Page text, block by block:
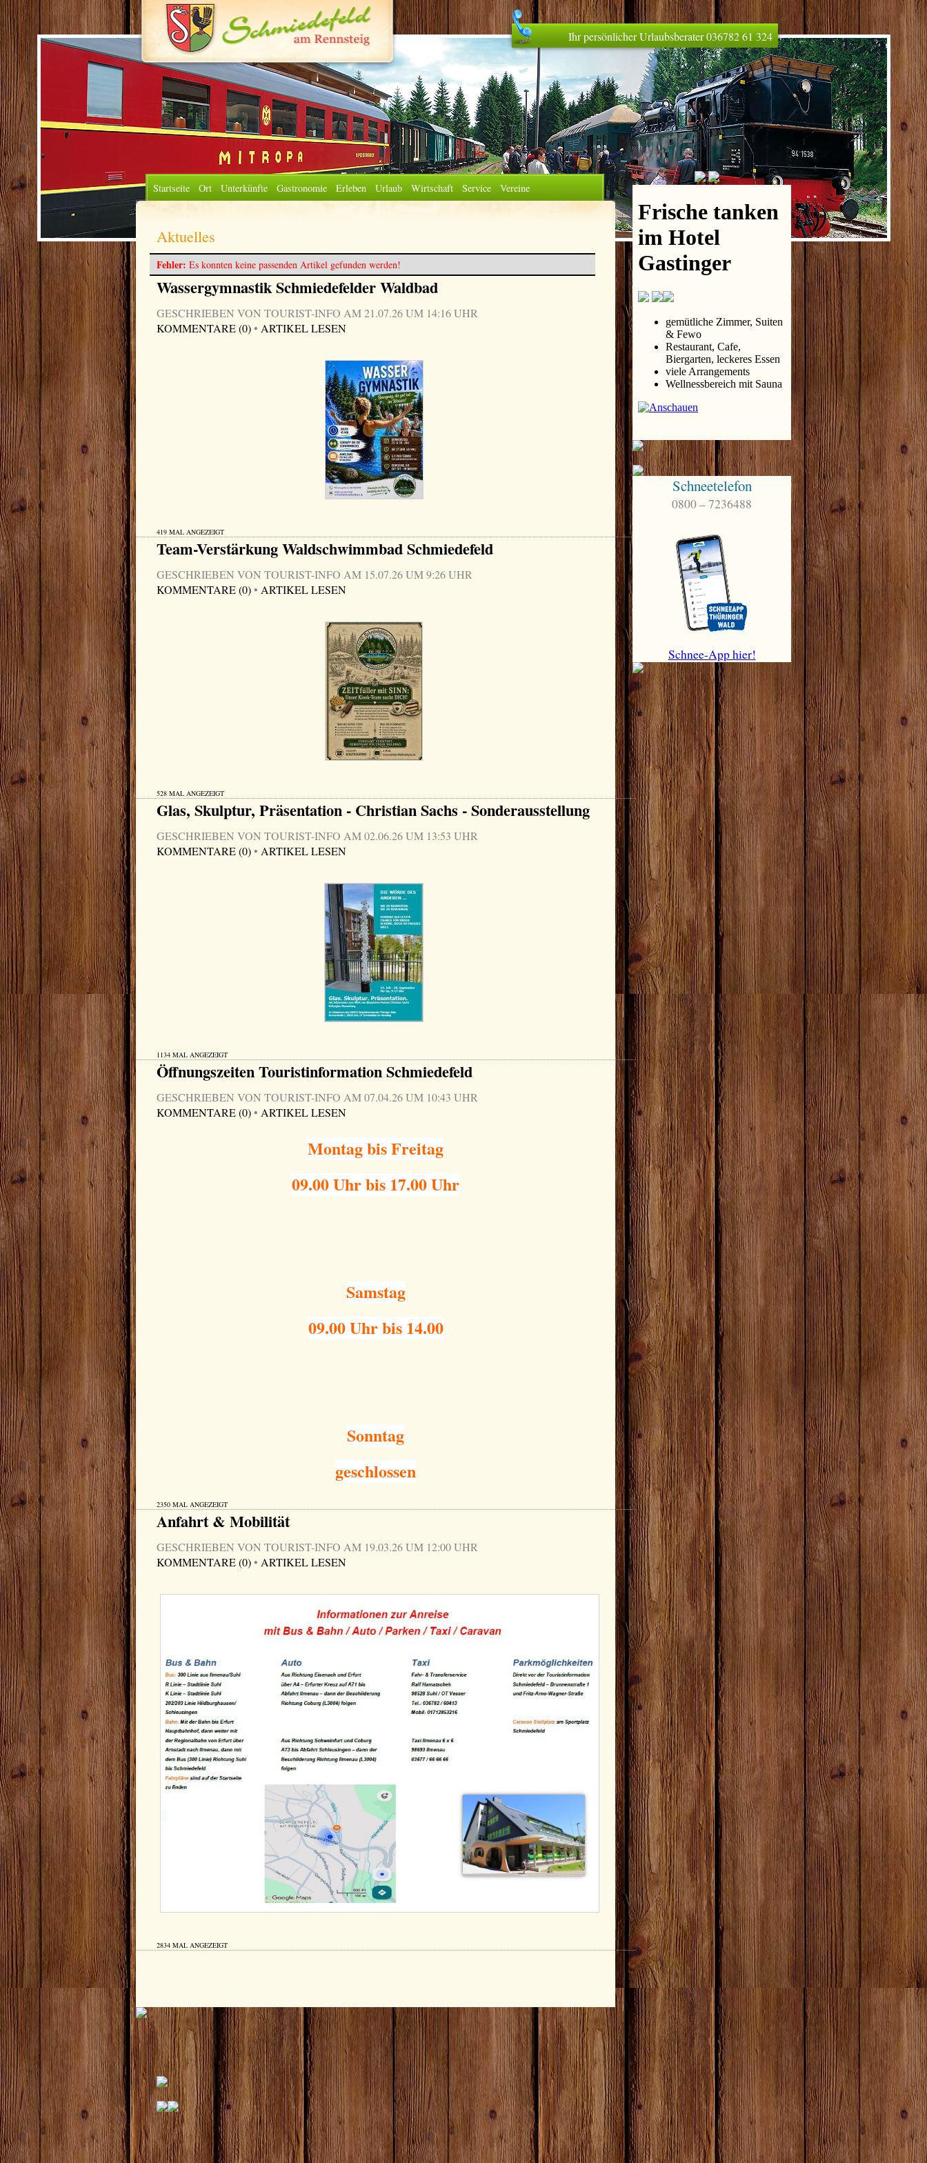
Ihr persönlicher Urlaubsberater 036782 61 324
Startseite Ort Unterkünfte Gastronomie Erleben Urlaub Wirtschaft Service Vereine
Aktuelles
Fehler: Es konnten keine passenden Artikel gefunden werden!
Wassergymnastik Schmiedefelder Waldbad
GESCHRIEBEN VON TOURIST-INFO AM 21.07.26 UM 14:16 UHR
KOMMENTARE (0)• ARTIKEL LESEN
419 MAL ANGEZEIGT
Team-Verstärkung Waldschwimmbad Schmiedefeld
GESCHRIEBEN VON TOURIST-INFO AM 15.07.26 UM 9:26 UHR
KOMMENTARE (0)• ARTIKEL LESEN
528 MAL ANGEZEIGT
Glas, Skulptur, Präsentation - Christian Sachs - Sonderausstellung
GESCHRIEBEN VON TOURIST-INFO AM 02.06.26 UM 13:53 UHR
KOMMENTARE (0)• ARTIKEL LESEN
1134 MAL ANGEZEIGT
Öffnungszeiten Touristinformation Schmiedefeld
GESCHRIEBEN VON TOURIST-INFO AM 07.04.26 UM 10:43 UHR
KOMMENTARE (0)• ARTIKEL LESEN
Montag bis Freitag
09.00 Uhr bis 17.00 Uhr
Samstag
09.00 Uhr bis 14.00
Sonntag
geschlossen
2350 MAL ANGEZEIGT
Anfahrt & Mobilität
GESCHRIEBEN VON TOURIST-INFO AM 19.03.26 UM 12:00 UHR
KOMMENTARE (0)• ARTIKEL LESEN
2834 MAL ANGEZEIGT
Schneetelefon
0800 – 7236488
Schnee-App hier!